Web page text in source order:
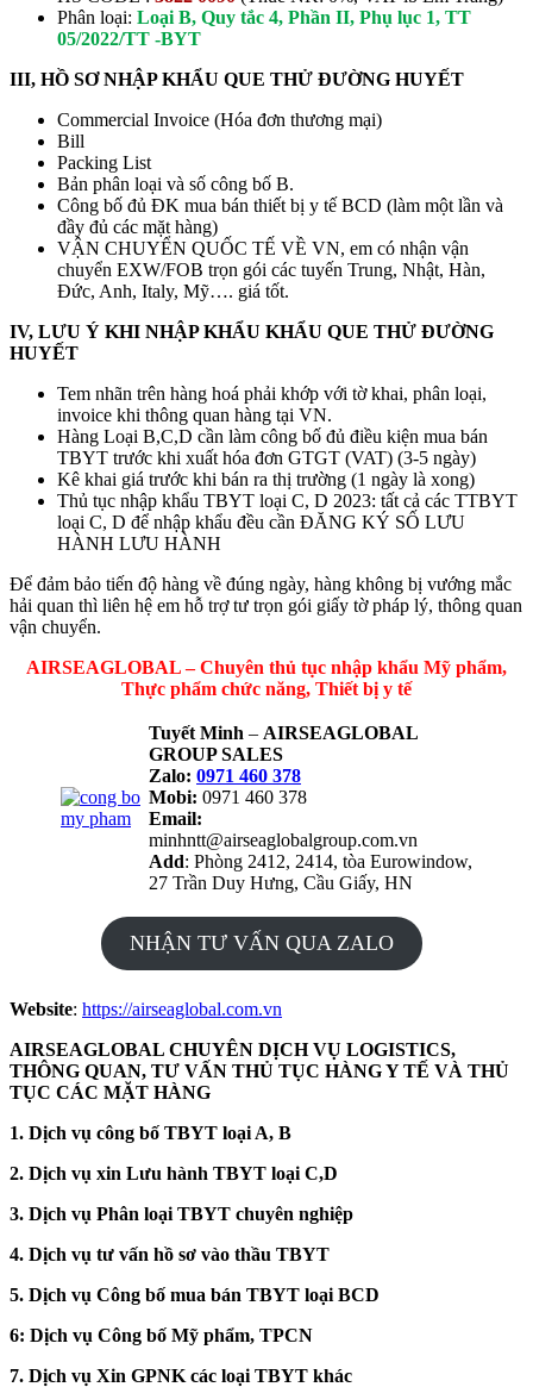
Phân loại: Loại B, Quy tắc 4, Phần II, Phụ lục 1, TT
05/2022/TT -BYT
III, HỒ SƠ NHẬP KHẨU QUE THỬ ĐƯỜNG HUYẾT
Commercial Invoice (Hóa đơn thương mại)
Bill
Packing List
Bản phân loại và số công bố B.
Công bố đủ ĐK mua bán thiết bị y tế BCD (làm một lần và
đầy đủ các mặt hàng)
VẬN CHUYỂN QUỐC TẾ VỀ VN, em có nhận vận
chuyển EXW/FOB trọn gói các tuyến Trung, Nhật, Hàn,
Đức, Anh, Italy, Mỹ…. giá tốt.
IV, LƯU Ý KHI NHẬP KHẨU KHẨU QUE THỬ ĐƯỜNG
HUYẾT
Tem nhãn trên hàng hoá phải khớp với tờ khai, phân loại,
invoice khi thông quan hàng tại VN.
Hàng Loại B,C,D cần làm công bố đủ điều kiện mua bán
TBYT trước khi xuất hóa đơn GTGT (VAT) (3-5 ngày)
Kê khai giá trước khi bán ra thị trường (1 ngày là xong)
Thủ tục nhập khẩu TBYT loại C, D 2023: tất cả các TTBYT
loại C, D để nhập khẩu đều cần ĐĂNG KÝ SỐ LƯU
HÀNH LƯU HÀNH
Để đảm bảo tiến độ hàng về đúng ngày, hàng không bị vướng mắc
hải quan thì liên hệ em hỗ trợ tư trọn gói giấy tờ pháp lý, thông quan
vận chuyển.
AIRSEAGLOBAL – Chuyên thủ tục nhập khẩu Mỹ phẩm,
Thực phẩm chức năng, Thiết bị y tế
Tuyết Minh – AIRSEAGLOBAL
GROUP SALES
Zalo: 0971 460 378
Mobi: 0971 460 378
Email:
minhntt@airseaglobalgroup.com.vn
Add: Phòng 2412, 2414, tòa Eurowindow,
27 Trần Duy Hưng, Cầu Giấy, HN
NHẬN TƯ VẤN QUA ZALO
Website: https://airseaglobal.com.vn
AIRSEAGLOBAL CHUYÊN DỊCH VỤ LOGISTICS,
THÔNG QUAN, TƯ VẤN THỦ TỤC HÀNG Y TẾ VÀ THỦ
TỤC CÁC MẶT HÀNG
1. Dịch vụ công bố TBYT loại A, B
2. Dịch vụ xin Lưu hành TBYT loại C,D
3. Dịch vụ Phân loại TBYT chuyên nghiệp
4. Dịch vụ tư vấn hồ sơ vào thầu TBYT
5. Dịch vụ Công bố mua bán TBYT loại BCD
6: Dịch vụ Công bố Mỹ phẩm, TPCN
7. Dịch vụ Xin GPNK các loại TBYT khác